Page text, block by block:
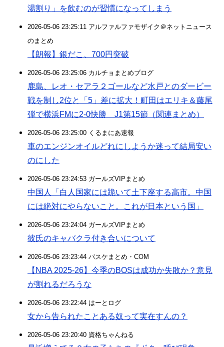
湯割り」を飲むのが習慣になってしまう
2026-05-06 23:25:11 アルファルファモザイク＠ネットニュース
のまとめ
【朗報】銀だこ、700円突破
2026-05-06 23:25:06 カルチョまとめブログ
鹿島、レオ・セアラ２ゴールなど水戸とのダービー
戦を制し2位と「5」差に拡大！町田はエリキ＆藤尾
弾で横浜FMに2-0快勝 J1第15節（関連まとめ）
2026-05-06 23:25:00 くるまにあ速報
車のエンジンオイルどれにしようか迷って結局安い
のにした
2026-05-06 23:24:53 ガールズVIPまとめ
中国人「白人国家には跪いて土下座する高市。中国
には絶対にやらないこと。これが日本という国」
2026-05-06 23:24:04 ガールズVIPまとめ
彼氏のキャバクラ付き合いについて
2026-05-06 23:23:44 バスケまとめ・COM
【NBA 2025-26】今季のBOSは成功か失敗か？意見
が割れるだろうな
2026-05-06 23:22:44 はーとログ
女から告られたことある奴って実在すんの？
2026-05-06 23:20:40 資格ちゃんねる